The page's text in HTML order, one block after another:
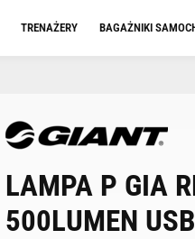
TRENAŻERY BAGAŻNIKI
LAMPA P GIA
500LUMEN